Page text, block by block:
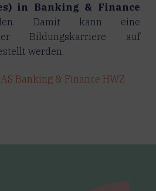
in Banking & Finance
Damit kann eine
Bildungskarriere auf
werden.
Banking & Finance HWZ